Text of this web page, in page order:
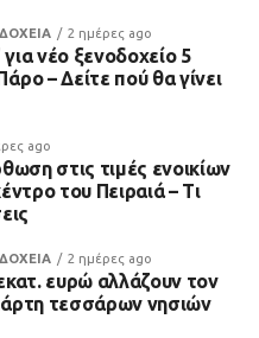
2 ημέρες ago
νέο ξενοδοχείο 5
– Δείτε πού θα γίνει
ago
στις τιμές ενοικίων
του Πειραιά – Τι
2 ημέρες ago
ευρώ αλλάζουν τον
τεσσάρων νησιών